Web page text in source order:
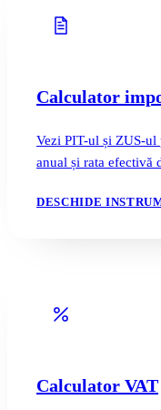
Calculator
Vezi PIT-ul și ZUS-
anual și rata efectivă
DESCHIDE
Calculator VAT